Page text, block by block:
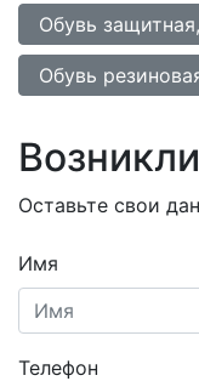
Обувь
Обувь
Оставьте свои
Имя
Телефон